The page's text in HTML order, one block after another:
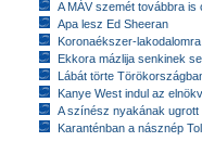
A MÁV szemét továbbra is
Apa lesz Ed Sheeran
Koronaékszer-
Ekkora mázlija senkinek
Lábát törte
Kanye West indul az
A színész nyakának
Karanténban a násznép